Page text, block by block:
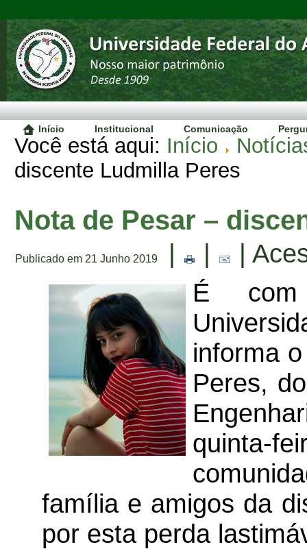
Início Institucional Comunicação
Você está aqui: Início
discente Ludmilla Peres
Nota de Pesar –
Publicado em 21 Junho 2019 | |
|
É
informa
Peres,
quinta-
família e amigos da
por esta perda